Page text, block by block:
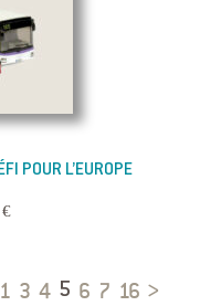
POUR L’EUROPE
€
1 3 4 5 6 7 16